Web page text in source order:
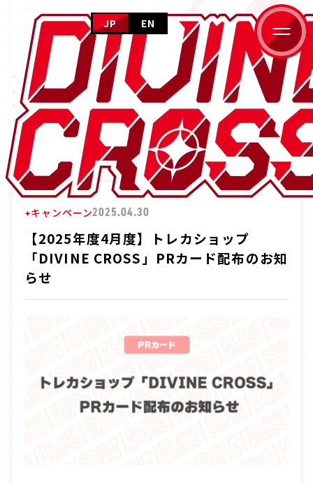
JP EN
HOME
ホーム
NEWS
ニュース
PRODUCTS
商品情報
CARD GALLERY
カードギャラリー
EVENT
イベント
HOW TO PLAY
FOR BEGINNERS
はじめての方へ
NEWS
ニュース
HOME ニュース 【2025年度4月度】トレカショップ「DIVINE
キャンペーン2025.04.30
【2025年度4月度】トレカショップ
「DIVINE CROSS」PRカード配布のお知
らせ